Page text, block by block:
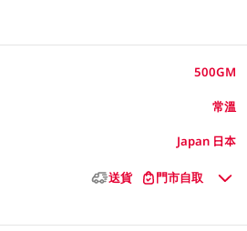
500GM
常溫
Japan 日本
送貨 門市自取